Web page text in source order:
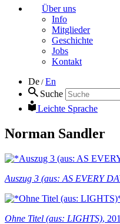
Über uns
Info
Mitglieder
Geschichte
Jobs
Kontakt
De / En
Suche
Leichte Sprache
Norman Sandler
Auszug 3 (aus: AS EVERY
Ohne Titel (aus: LIGHTS),